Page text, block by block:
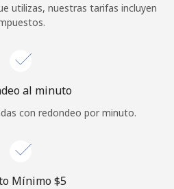
Sesión
utilizas, nuestras tarifas incluyen
al minuto
con redondeo por minuto.
Mínimo ⁦$5⁩